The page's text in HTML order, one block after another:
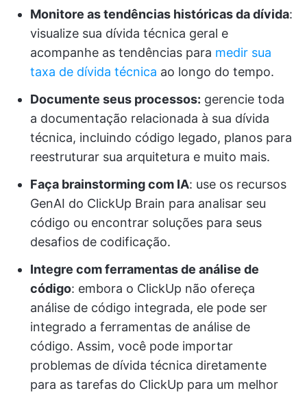
Monitore as tendências históricas da dívida:
visualize sua dívida técnica geral e
acompanhe as tendências para medir sua
taxa de dívida técnica ao longo do tempo.
Documente seus processos: gerencie toda
a documentação relacionada à sua dívida
técnica, incluindo código legado, planos para
reestruturar sua arquitetura e muito mais.
Faça brainstorming com IA: use os recursos
GenAI do ClickUp Brain para analisar seu
código ou encontrar soluções para seus
desafios de codificação.
Integre com ferramentas de análise de
código: embora o ClickUp não ofereça
análise de código integrada, ele pode ser
integrado a ferramentas de análise de
código. Assim, você pode importar
problemas de dívida técnica diretamente
para as tarefas do ClickUp para um melhor